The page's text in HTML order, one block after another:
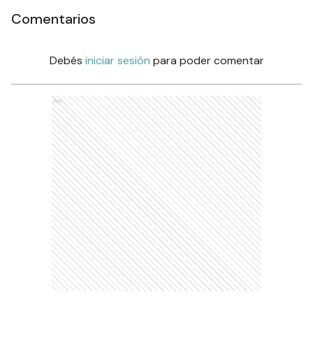
Comentarios
Debés iniciar sesión para poder comentar
Ads